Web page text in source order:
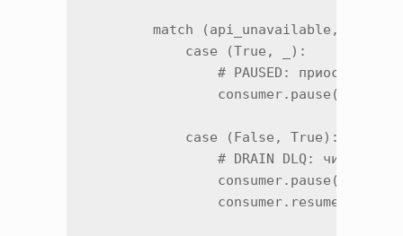
match (api_unavailable,
            case (True, _):
# PAUSED:
            case (False, True):
# DRAIN DLQ: читаем